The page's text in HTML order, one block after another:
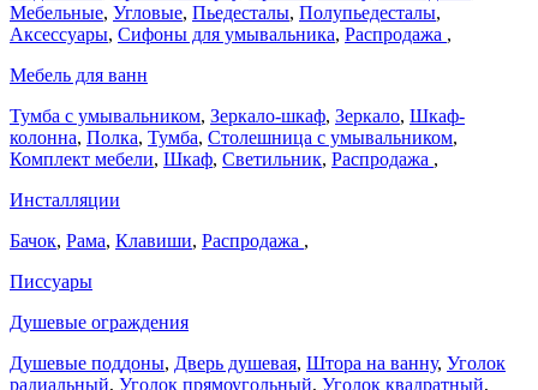
Мебельные, Угловые, Пьедесталы, Полупьедесталы,
Аксессуары, Сифоны для умывальника, Распродажа ,
Мебель для ванн
Тумба с умывальником, Зеркало-шкаф, Зеркало, Шкаф-
колонна, Полка, Тумба, Столешница с умывальником,
Комплект мебели, Шкаф, Светильник, Распродажа ,
Инсталляции
Бачок, Рама, Клавиши, Распродажа ,
Писсуары
Душевые ограждения
Душевые поддоны, Дверь душевая, Штора на ванну, Уголок
радиальный, Уголок прямоугольный, Уголок квадратный,